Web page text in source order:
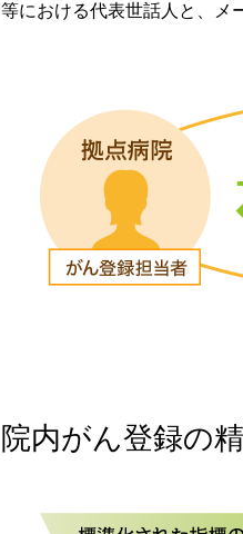
等における代表世話人と、メ
院内がん登録の